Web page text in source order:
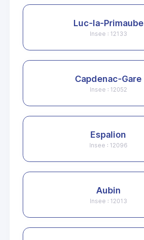
Luc-la-Primaube
Insee : 12133
Capdenac-Gare
Insee : 12052
Espalion
Insee : 12096
Aubin
Insee : 12013